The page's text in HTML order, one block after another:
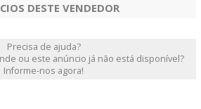
DESTE VENDEDOR
Precisa de ajuda?
ou este anúncio já não está disponível?
Informe-nos agora!